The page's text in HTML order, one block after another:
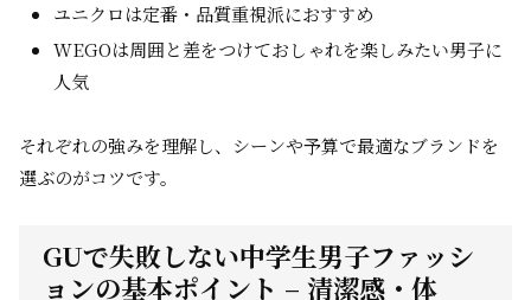
ユニクロは定番・品質重視派におすすめ
WEGOは周囲と差をつけておしゃれを楽しみたい男子に
人気
それぞれの強みを理解し、シーンや予算で最適なブランドを
選ぶのがコツです。
GUで失敗しない中学生男子ファッシ
ョンの基本ポイント – 清潔感・体